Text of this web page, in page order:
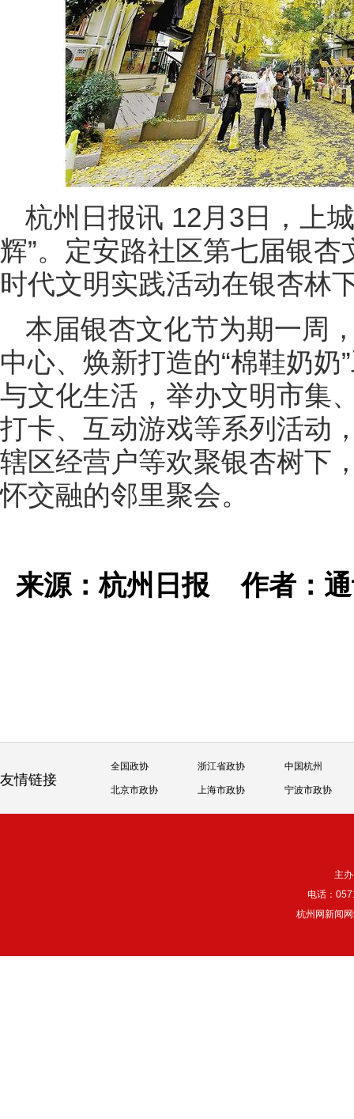
杭州日报讯 12月3日，上
辉”。定安路社区第七届银杏
时代文明实践活动在银杏林
本届银杏文化节为期一周
中心、焕新打造的“棉鞋奶
与文化生活，举办文明市集
打卡、互动游戏等系列活动
辖区经营户等欢聚银杏树下
怀交融的邻里聚会。
来源：杭州日报作者：
友情链接
全国政协 浙江省政协 中国杭州
北京市政协 上海市政协 宁波市政协
主
电话：
杭州网新闻